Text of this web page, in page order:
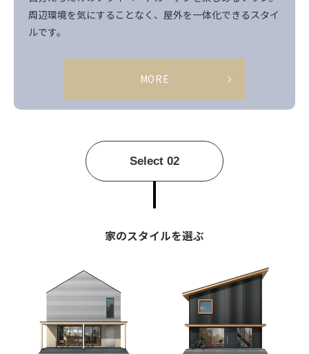
周辺環境を気にすることなく、屋外を一体化できるスタイ
ルです。
MORE
Select 02
家のスタイルを選ぶ